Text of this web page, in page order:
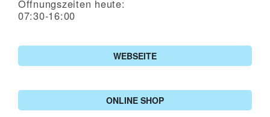
Öffnungszeiten heute:
07:30-16:00
WEBSEITE
ONLINE SHOP